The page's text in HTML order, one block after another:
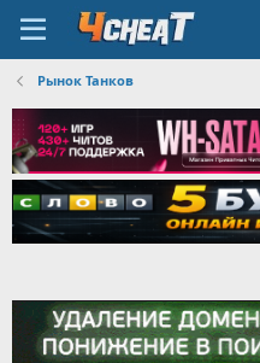
Рынок Танков